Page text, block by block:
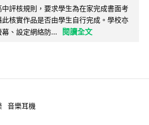
評核規則，要求學生為在家完成書面考
核實作品是否由學生自行完成。學校亦
、設定網絡防...
閱讀全文
音樂耳機